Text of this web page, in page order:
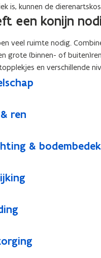
is, kunnen de
een konijn
veel ruimte nodig.
grote (binnen- of
en verschillende
ren
&